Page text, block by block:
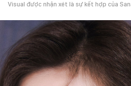
Visual được nhận xét là sự kết hợp của